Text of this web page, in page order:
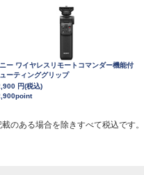
ー ワイヤレスリモートコマンダー機能付
ーティンググリップ
円(税込)
のある場合を除きすべて税込です。